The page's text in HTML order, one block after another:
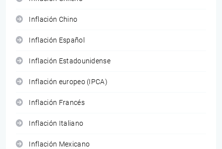
Inflación Chino
Inflación Español
Inflación Estadounidense
Inflación europeo (IPCA)
Inflación Francés
Inflación Italiano
Inflación Mexicano